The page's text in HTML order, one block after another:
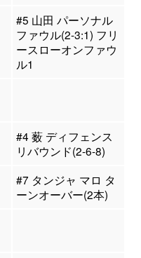
#5 山田 パーソナル
ファウル(2-3:1) フリ
ースローオンファウ
ル1
#4 薮 ディフェンス
リバウンド(2-6-8)
#7 タンジャ マロ タ
ーンオーバー(2本)